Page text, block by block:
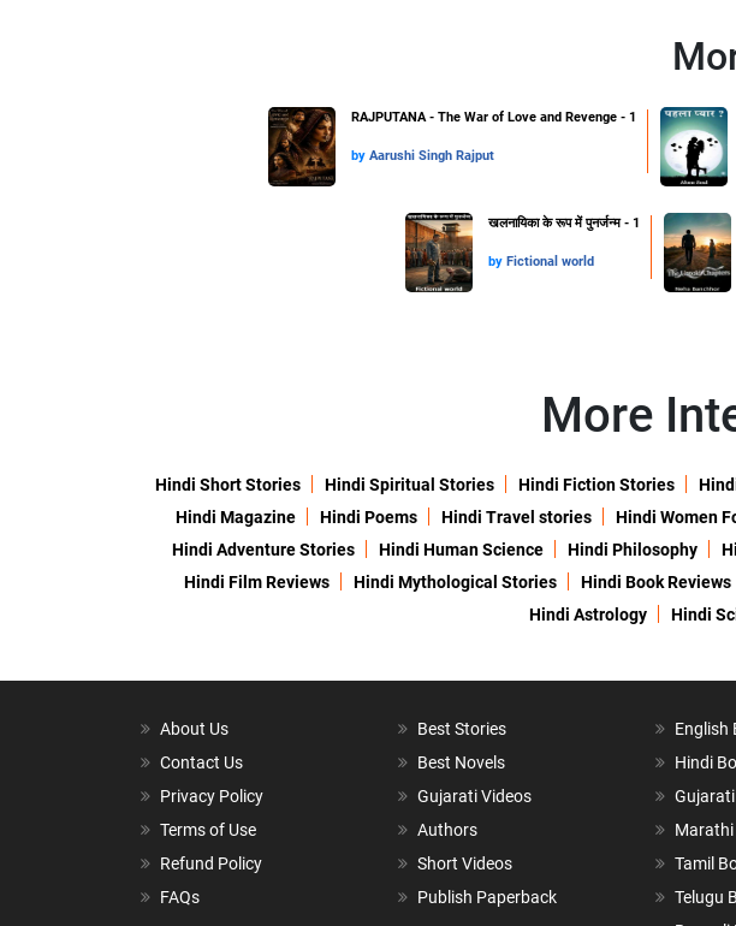
RAJPUTANA - The War of Love and Revenge - 1
by Aarushi Singh Rajput
खलनायिका के रूप में पुनर्जन्म - 1
by Fictional world
More
Hindi Short Stories Hindi Spiritual Stories Hindi Fiction Stories
Hindi Magazine
Hindi Poems Hindi Travel stories Hindi Women
Hindi Adventure Stories
Hindi Human Science Hindi Philosophy
Hindi Film Reviews
Hindi Mythological Stories Hindi Book Reviews
Hindi Astrology
Hindi
About Us
Contact Us
Privacy Policy
Terms of Use
Refund Policy
FAQs
Best Stories
Best Novels
Gujarati Videos
Authors
Short Videos
Publish Paperback
English
Hindi
Marathi
Tamil
Telugu